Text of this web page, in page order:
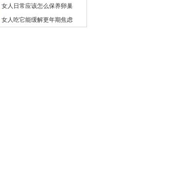
女人日常应该怎么保养卵巢
女人吃它能缓解更年期焦虑